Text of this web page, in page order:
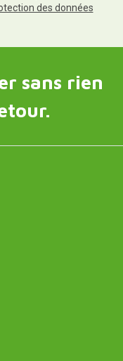
des données
sans rien